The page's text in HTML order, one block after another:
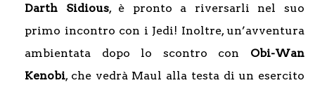
Darth Sidious, è pronto a riversarli nel suo
primo incontro con i Jedi! Inoltre, un’avventura
ambientata dopo lo scontro con Obi-Wan
Kenobi, che vedrà Maul alla testa di un esercito